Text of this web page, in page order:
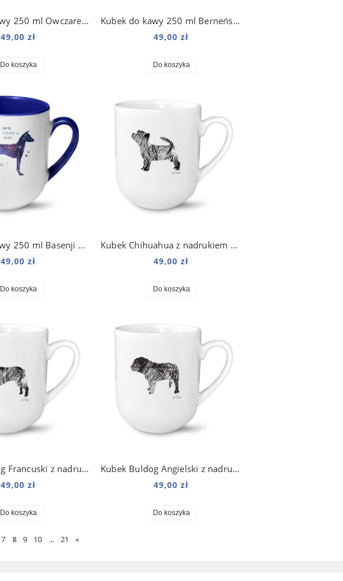
Kubek do kawy 250 ml Owczarek Szwajcarski Kosmo
49,00 zł
Do koszyka
Kubek do kawy 250 ml Berneński Pies Pasterski Kosmo
49,00 zł
Do koszyka
Kubek do kawy 250 ml Basenji Kosmo
49,00 zł
Do koszyka
Kubek Chihuahua z nadrukiem Art 250 ml
49,00 zł
Do koszyka
Kubek Buldog Francuski z nadrukiem Art 250 ml
49,00 zł
Do koszyka
Kubek Buldog Angielski z nadrukiem Art 250 ml
49,00 zł
Do koszyka
7 8 9 10 ... 21 »